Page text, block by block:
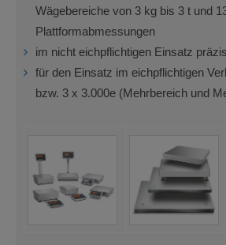
Wägebereiche von 3 kg bis 3 t und
Plattformabmessungen
im nicht eichpflichtigen Einsatz
für den Einsatz im eichpflichtigen
bzw. 3 x 3.000e (Mehrbereich und